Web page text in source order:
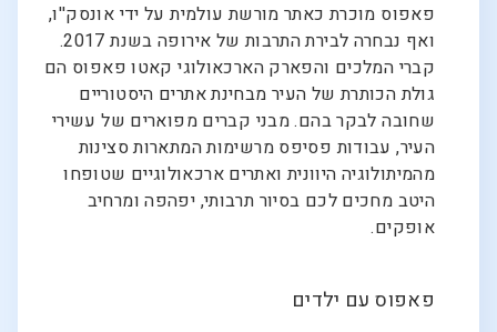
פאפוס מוכרת כאתר מורשת עולמית על ידי אונסק''ו,
ואף נבחרה לבירת התרבות של אירופה בשנת 2017.
קברי המלכים והפארק הארכאולוגי קאטו פאפוס הם
גולת הכותרת של העיר מבחינת אתרים היסטוריים
שחובה לבקר בהם. מבני קברים מפוארים של עשירי
העיר, עבודות פסיפס מרשימות המתארות סצינות
מהמיתולוגיה היוונית ואתרים ארכאולוגיים שטופחו
היטב מחכים לכם בסיור תרבותי, יפהפה ומרחיב
אופקים.
פאפוס עם ילדים